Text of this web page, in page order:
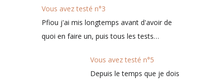
Vous avez testé n°3
Pfiou j'ai mis longtemps avant d'avoir de
quoi en faire un, puis tous les tests…
Vous avez testé n°5
Depuis le temps que je dois